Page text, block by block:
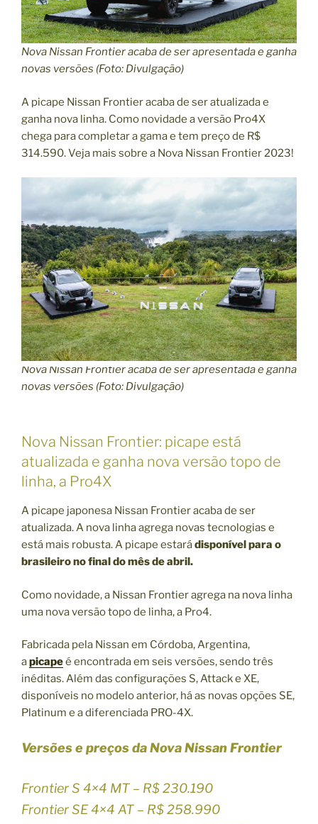
Nova Nissan Frontier acaba de ser apresentada e ganha
novas versões (Foto: Divulgação)
A picape Nissan Frontier acaba de ser atualizada e
ganha nova linha. Como novidade a versão Pro4X
chega para completar a gama e tem preço de R$
314.590. Veja mais sobre a Nova Nissan Frontier 2023!
Nova Nissan Frontier acaba de ser apresentada e ganha
novas versões (Foto: Divulgação)
Nova Nissan Frontier: picape está
atualizada e ganha nova versão topo de
linha, a Pro4X
A picape japonesa Nissan Frontier acaba de ser
atualizada. A nova linha agrega novas tecnologias e
está mais robusta. A picape estarádisponível para o
brasileiro no final do mês de abril.
Como novidade, a Nissan Frontier agrega na nova linha
uma nova versão topo de linha, a Pro4.
Fabricada pela Nissan em Córdoba, Argentina,
apicapeé encontrada em seis versões, sendo três
inéditas. Além das configurações S, Attack e XE,
disponíveis no modelo anterior, há as novas opções SE,
Platinum e a diferenciada PRO-4X.
Versões e preços da Nova Nissan Frontier
Frontier S 4×4 MT – R$ 230.190
Frontier SE 4×4 AT – R$ 258.990